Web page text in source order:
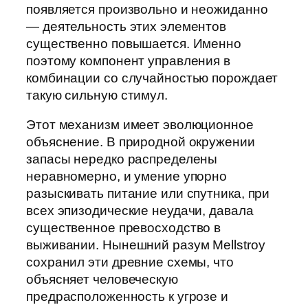
появляется произвольно и неожиданно
— деятельность этих элементов
существенно повышается. Именно
поэтому компонент управления в
комбинации со случайностью порождает
такую сильную стимул.
Этот механизм имеет эволюционное
объяснение. В природной окружении
запасы нередко распределены
неравномерно, и умение упорно
разыскивать питание или спутника, при
всех эпизодические неудачи, давала
существенное превосходство в
выживании. Нынешний разум Mellstroy
сохранил эти древние схемы, что
объясняет человеческую
предрасположенность к угрозе и